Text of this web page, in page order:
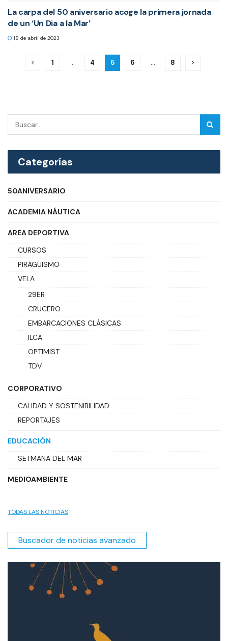
La carpa del 50 aniversario acoge la primera jornada
de un ‘Un Dia a la Mar’
18 de abril de 2023
1 … 4 5 6 … 8
Categorías
50ANIVERSARIO
ACADEMIA NÁUTICA
AREA DEPORTIVA
CURSOS
PIRAGÜISMO
VELA
29ER
CRUCERO
EMBARCACIONES CLÁSICAS
ILCA
OPTIMIST
TDV
CORPORATIVO
CALIDAD Y SOSTENIBILIDAD
REPORTAJES
EDUCACIÓN
SETMANA DEL MAR
MEDIOAMBIENTE
TODAS LAS NOTICIAS
Buscador de noticias avanzado